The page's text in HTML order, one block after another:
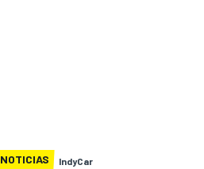
NOTICIAS IndyCar